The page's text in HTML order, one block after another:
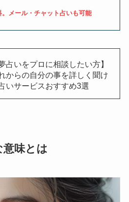
メール・チャット占いも可能
夢占いをプロに相談したい方】
からの自分の事を詳しく聞け
いサービスおすすめ3選
味とは